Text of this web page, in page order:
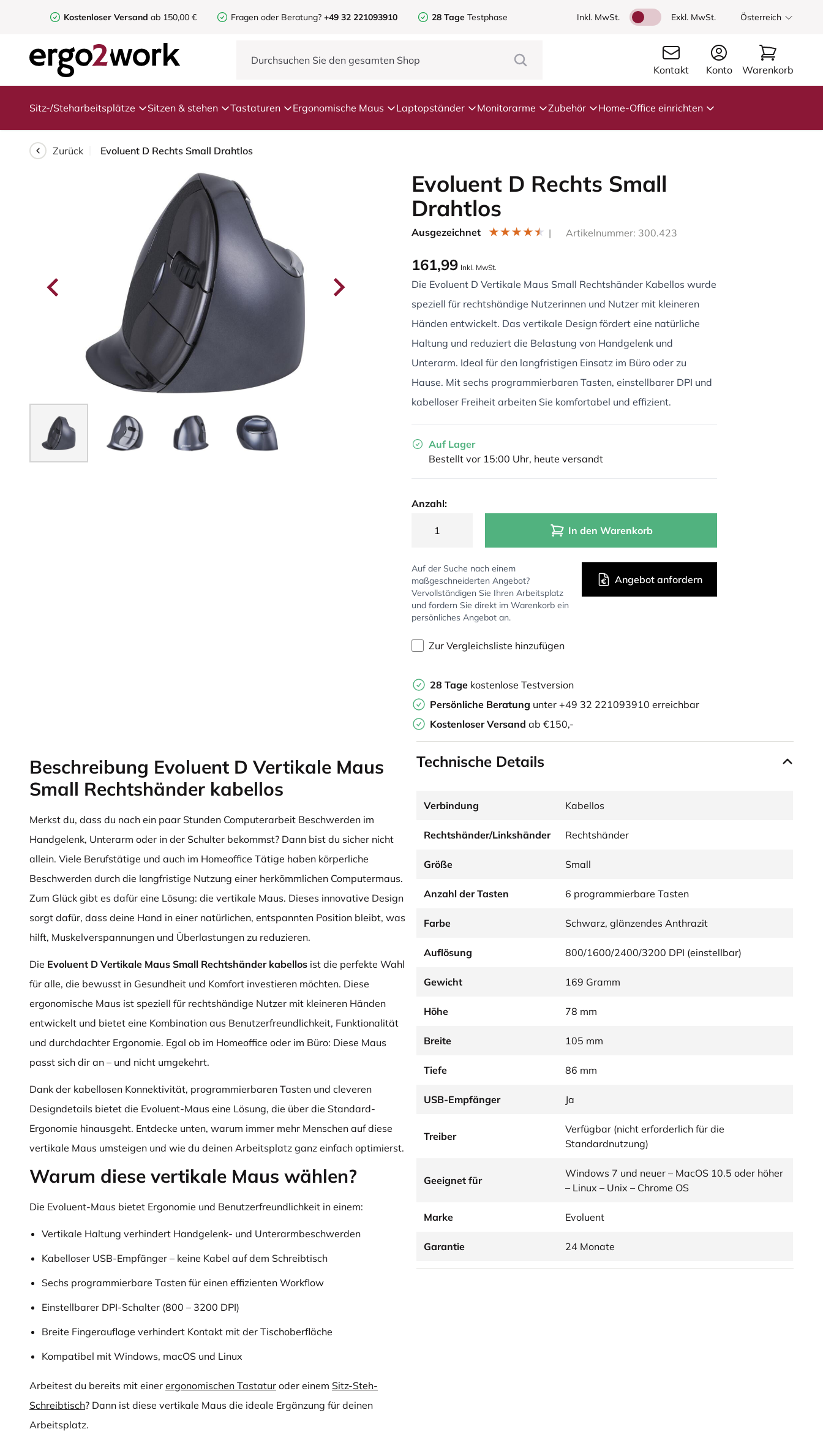
Kostenloser Versand ab 150,00 € Fragen oder Beratung? +49 32 221093910 28 Tage Testphase Inkl. MwSt. Exkl. MwSt. Österreich
Kontakt Konto Warenkorb
Sitz-/Steharbeitsplätze Sitzen & stehen Tastaturen Ergonomische Maus Laptopständer Monitorarme Zubehör Home-Office einrichten
Zurück Evoluent D Rechts Small Drahtlos
Evoluent D Rechts Small
Drahtlos
Ausgezeichnet | Artikelnummer: 300.423
161,99 Inkl. MwSt.
Die Evoluent D Vertikale Maus Small Rechtshänder Kabellos wurde
speziell für rechtshändige Nutzerinnen und Nutzer mit kleineren
Händen entwickelt. Das vertikale Design fördert eine natürliche
Haltung und reduziert die Belastung von Handgelenk und
Unterarm. Ideal für den langfristigen Einsatz im Büro oder zu
Hause. Mit sechs programmierbaren Tasten, einstellbarer DPI und
kabelloser Freiheit arbeiten Sie komfortabel und effizient.
Auf Lager
Bestellt vor 15:00 Uhr, heute versandt
Anzahl:
In den Warenkorb
Auf der Suche nach einem
maßgeschneiderten Angebot?
Vervollständigen Sie Ihren Arbeitsplatz
und fordern Sie direkt im Warenkorb ein
persönliches Angebot an.
Angebot anfordern
Zur Vergleichsliste hinzufügen
28 Tage kostenlose Testversion
Persönliche Beratung unter +49 32 221093910 erreichbar
Kostenloser Versand ab €150,-
Beschreibung Evoluent D Vertikale Maus
Small Rechtshänder kabellos
Merkst du, dass du nach ein paar Stunden Computerarbeit Beschwerden im
Handgelenk, Unterarm oder in der Schulter bekommst? Dann bist du sicher nicht
allein. Viele Berufstätige und auch im Homeoffice Tätige haben körperliche
Beschwerden durch die langfristige Nutzung einer herkömmlichen Computermaus.
Zum Glück gibt es dafür eine Lösung: die vertikale Maus. Dieses innovative Design
sorgt dafür, dass deine Hand in einer natürlichen, entspannten Position bleibt, was
hilft, Muskelverspannungen und Überlastungen zu reduzieren.
Die Evoluent D Vertikale Maus Small Rechtshänder kabellos ist die perfekte Wahl
für alle, die bewusst in Gesundheit und Komfort investieren möchten. Diese
ergonomische Maus ist speziell für rechtshändige Nutzer mit kleineren Händen
entwickelt und bietet eine Kombination aus Benutzerfreundlichkeit, Funktionalität
und durchdachter Ergonomie. Egal ob im Homeoffice oder im Büro: Diese Maus
passt sich dir an – und nicht umgekehrt.
Dank der kabellosen Konnektivität, programmierbaren Tasten und cleveren
Designdetails bietet die Evoluent-Maus eine Lösung, die über die Standard-
Ergonomie hinausgeht. Entdecke unten, warum immer mehr Menschen auf diese
vertikale Maus umsteigen und wie du deinen Arbeitsplatz ganz einfach optimierst.
Warum diese vertikale Maus wählen?
Die Evoluent-Maus bietet Ergonomie und Benutzerfreundlichkeit in einem:
Vertikale Haltung verhindert Handgelenk- und Unterarmbeschwerden
Kabelloser USB-Empfänger – keine Kabel auf dem Schreibtisch
Sechs programmierbare Tasten für einen effizienten Workflow
Einstellbarer DPI-Schalter (800 – 3200 DPI)
Breite Fingerauflage verhindert Kontakt mit der Tischoberfläche
Kompatibel mit Windows, macOS und Linux
Arbeitest du bereits mit einer ergonomischen Tastatur oder einem Sitz-Steh-
Schreibtisch? Dann ist diese vertikale Maus die ideale Ergänzung für deinen
Arbeitsplatz.
Technische Details
Verbindung Kabellos
Rechtshänder/Linkshänder Rechtshänder
Größe Small
Anzahl der Tasten 6 programmierbare Tasten
Farbe Schwarz, glänzendes Anthrazit
Auflösung 800/1600/2400/3200 DPI (einstellbar)
Gewicht 169 Gramm
Höhe 78 mm
Breite 105 mm
Tiefe 86 mm
USB-Empfänger Ja
Treiber
Verfügbar (nicht erforderlich für die
Standardnutzung)
Geeignet für
Windows 7 und neuer – MacOS 10.5 oder höher
– Linux – Unix – Chrome OS
Marke Evoluent
Garantie 24 Monate